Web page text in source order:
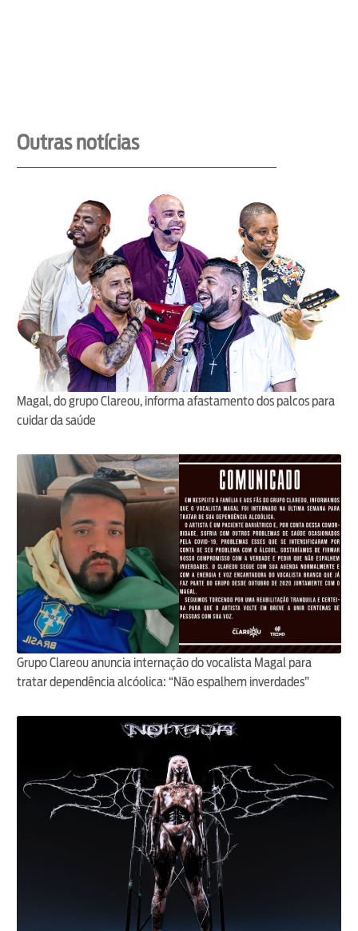
Outras notícias
Magal, do grupo Clareou, informa afastamento dos palcos para
cuidar da saúde
Grupo Clareou anuncia internação do vocalista Magal para
tratar dependência alcóolica: “Não espalhem inverdades”